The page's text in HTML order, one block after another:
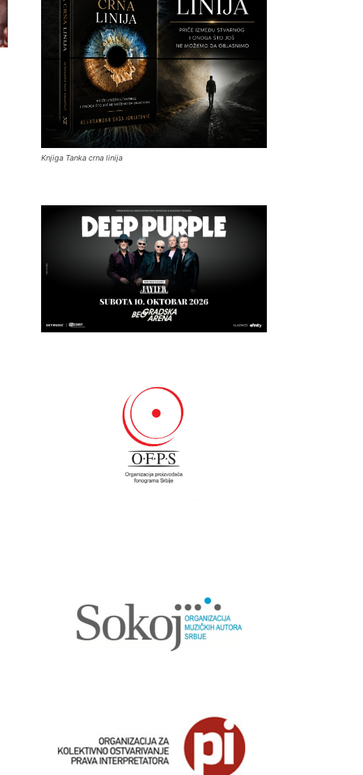
Knjiga Tanka crna linija